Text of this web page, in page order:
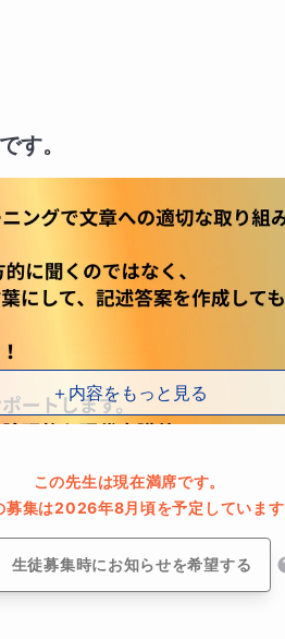
す。
＋内容をもっと見る
この先生は現在満席です。
募集は2026年8月頃を予定しています
生徒募集時にお知らせを希望する